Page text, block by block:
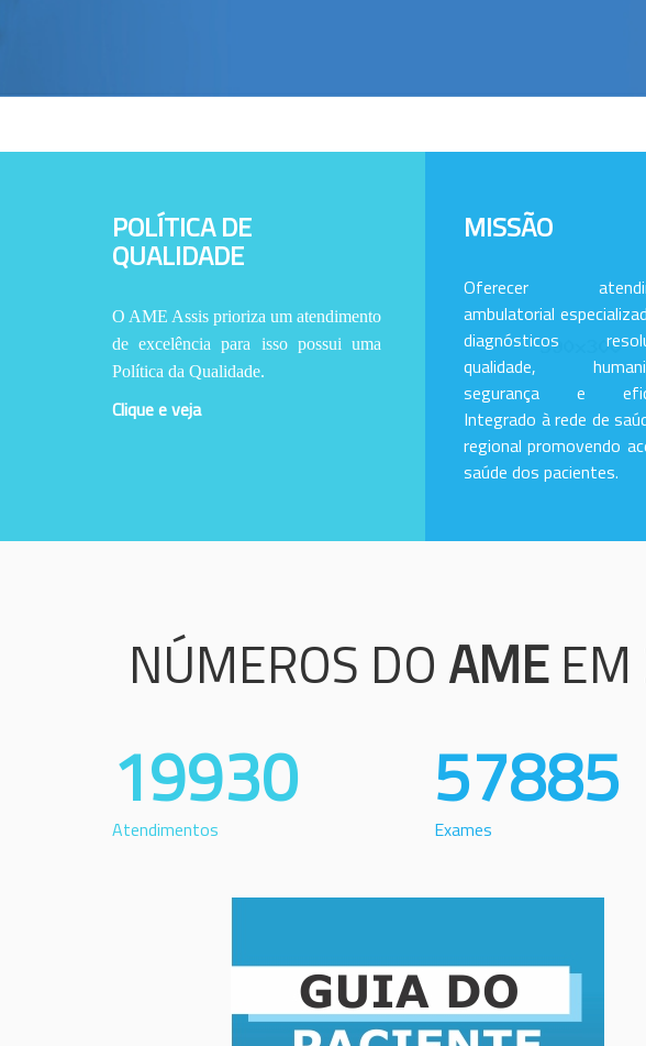
POLÍTICA DE
QUALIDADE
O AME Assis prioriza um atendimento
de excelência para isso possui uma
Política da Qualidade.
Clique e veja
MISSÃO
Oferecer
ambulatorial
diagnósticos
qualidade,
segurança e
Integrado à rede de
regional promovendo
saúde dos pacientes.
NÚMEROS DO AME EM
19930
Atendimentos
57885
Exames